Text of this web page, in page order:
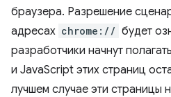
браузера. Разрешение
адресах chrome:// будет
разработчики начнут
и JavaScript этих страниц
лучшем случае эти страницы